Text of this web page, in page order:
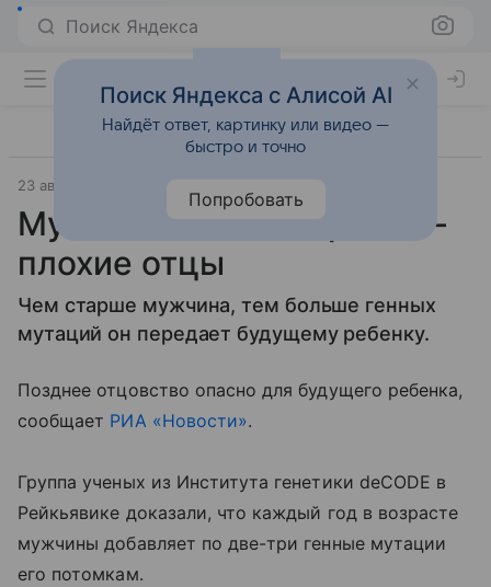
Поиск Яндекса
23 августа 2012
Мужчины после сорока —
плохие отцы
Чем старше мужчина, тем больше генных
мутаций он передает будущему ребенку.
Позднее отцовство опасно для будущего ребенка,
сообщает РИА «Новости».
Группа ученых из Института генетики deCODE в
Рейкьявике доказали, что каждый год в возрасте
мужчины добавляет по две-три генные мутации
его потомкам.
Поиск Яндекса с Алисой AI
Найдёт ответ, картинку или видео —
быстро и точно
Попробовать